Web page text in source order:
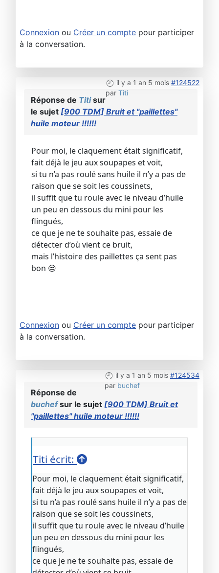
Connexion ou Créer un compte pour participer
à la conversation.
il y a 1 an 5 mois #124522
par Titi
Réponse de Titisur
le sujet [900 TDM] Bruit et "paillettes"
huile moteur !!!!!!
Pour moi, le claquement était significatif,
fait déjà le jeu aux soupapes et voit,
si tu n’a pas roulé sans huile il n’y a pas de
raison que se soit les coussinets,
il suffit que tu roule avec le niveau d’huile
un peu en dessous du mini pour les
flingués,
ce que je ne te souhaite pas, essaie de
détecter d’où vient ce bruit,
mais l’histoire des paillettes ça sent pas
bon 😒
Connexion ou Créer un compte pour participer
à la conversation.
il y a 1 an 5 mois #124534
par buchef
Réponse de
buchefsur le sujet [900 TDM] Bruit et
"paillettes" huile moteur !!!!!!
Titi écrit:
Pour moi, le claquement était significatif,
fait déjà le jeu aux soupapes et voit,
si tu n’a pas roulé sans huile il n’y a pas de
raison que se soit les coussinets,
il suffit que tu roule avec le niveau d’huile
un peu en dessous du mini pour les
flingués,
ce que je ne te souhaite pas, essaie de